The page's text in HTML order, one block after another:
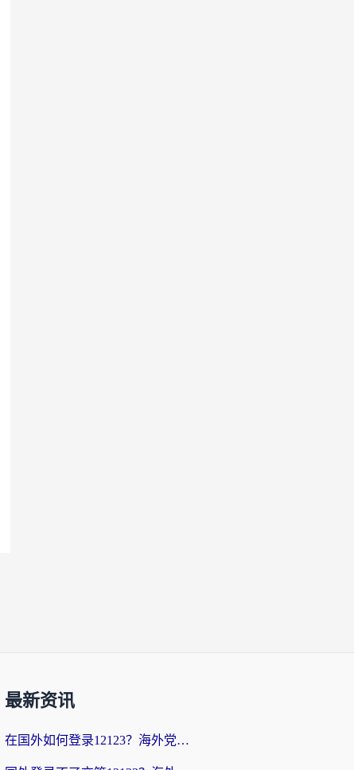
最新资讯
在国外如何登录12123？海外党必备的回国加速实用指南